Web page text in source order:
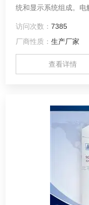
统和显示系统组成。电
的需要自动调整，维
访问次数：7385
厂商性质：生产厂家
查看详情